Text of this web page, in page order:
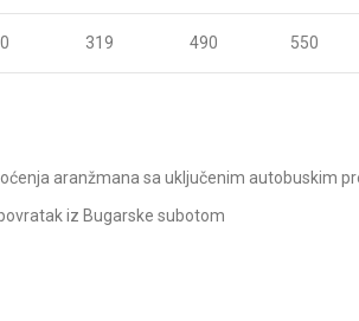
319 490 550
aranžmana sa uključenim autobuskim
iz Bugarske subotom